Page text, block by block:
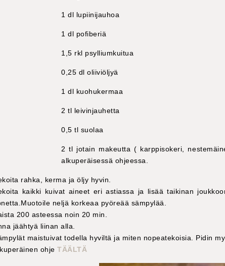
1 dl lupiinijauhoa
1 dl pofiberiä
1,5 rkl psylliumkuitua
0,25 dl oliiviöljyä
1 dl kuohukermaa
2 tl leivinjauhetta
0,5 tl suolaa
2 tl jotain makeutta ( karppisokeri,
alkuperäisessä ohjeessa.
rahka, kerma ja öljy hyvin.
kaikki kuivat aineet eri astiassa ja lisää taikinan
neljä korkeaa pyöreää sämpylää.
200 asteessa noin 20 min.
jäähtyä liinan alla.
maistuivat todella hyviltä ja miten nopeatekoisia. Pidin
ohje TÄÄLTÄ